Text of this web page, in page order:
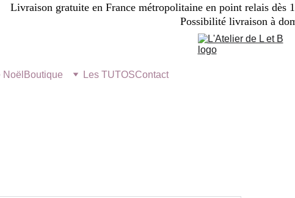
Livraison gratuite en France métropolitaine en point relais dès
Possibilité livraison à
Boutique Les TUTOSContact